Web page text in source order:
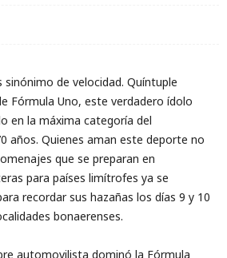
sinónimo de velocidad. Quíntuple
Fórmula Uno, este verdadero ídolo
en la máxima categoría del
años. Quienes aman este deporte no
que se preparan en
para países limítrofes ya se
recordar sus hazañas los días 9 y 10
bonaerenses.
automovilista dominó la Fórmula